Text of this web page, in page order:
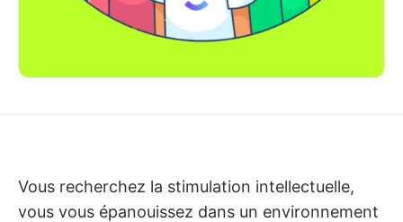
Vous recherchez la stimulation intellectuelle,
vous vous épanouissez dans un environnement